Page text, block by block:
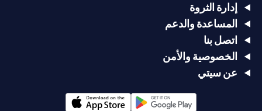
إدارة الثروة
المساعدة والدعم
اتصل بنا
الخصوصية والأمن
عن سيتي